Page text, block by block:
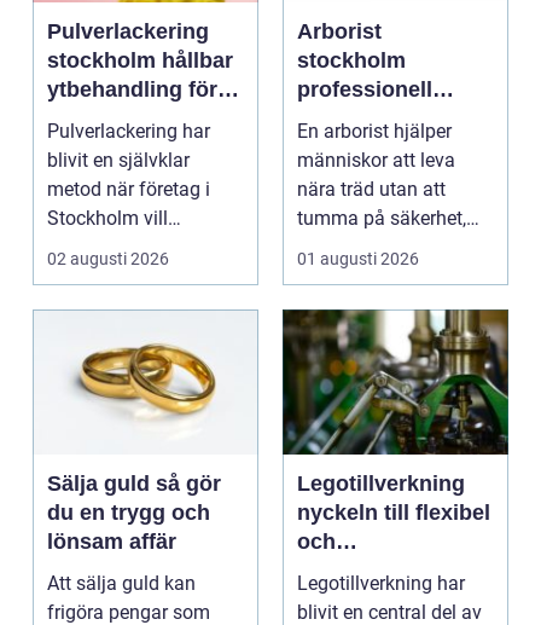
Pulverlackering
stockholm hållbar
ytbehandling för
industri och
design
Pulverlackering har
blivit en självklar
metod när företag i
Stockholm vill
kombinera slitstyrka,
02 augusti 2026
Arborist
stockholm
professionell
trädvård för säkra
och vackra träd
En arborist hjälper
människor att leva
nära träd utan att
tumma på säkerhet,
trivsel eller hållbarhe...
01 augusti 2026
Sälja guld så gör
du en trygg och
lönsam affär
Att sälja guld kan
frigöra pengar som
Legotillverkning
nyckeln till flexibel
och
kostnadseffektiv
produktion
Legotillverkning har
blivit en central del av